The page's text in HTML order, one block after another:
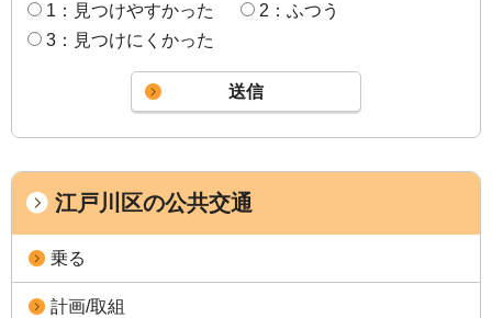
1：見つけやすかった
2：ふつう
3：見つけにくかった
江戸川区の公共交通
乗る
計画/取組